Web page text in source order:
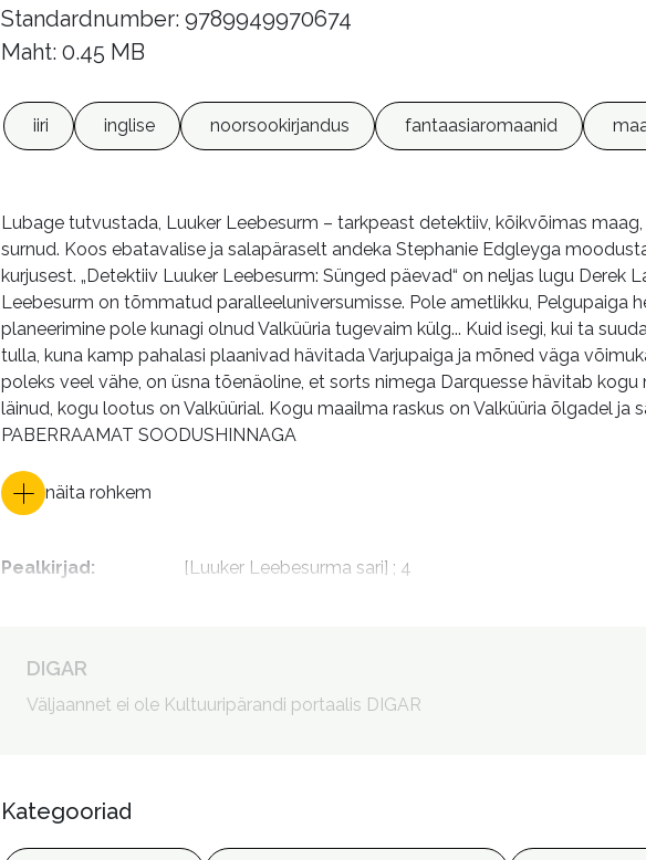
Standardnumber: 9789949970674
Maht: 0.45 MB
iiri inglise noorsookirjandus fantaasiaromaanid
Lubage tutvustada, Luuker Leebesurm – tarkpeast detektiiv, kõikvõimas
surnud. Koos ebatavalise ja salapäraselt andeka Stephanie Edgleyga
kurjusest. „Detektiiv Luuker Leebesurm: Sünged päevad“ on neljas lugu
Leebesurm on tõmmatud paralleeluniversumisse. Pole ametlikku, Pelgupaiga
planeerimine pole kunagi olnud Valküüria tugevaim külg... Kuid isegi, kui ta
tulla, kuna kamp pahalasi plaanivad hävitada Varjupaiga ja mõned väga
poleks veel vähe, on üsna tõenäoline, et sorts nimega Darquesse hävitab
läinud, kogu lootus on Valküürial. Kogu maailma raskus on Valküüria õlgadel
PABERRAAMAT SOODUSHINNAGA
näita rohkem
Pealkirjad:
[Luuker Leebesurma sari] ; 4
Torn, Vilve, 1966- toimetaja
DIGAR
Väljaannet ei ole Kultuuripärandi portaalis DIGAR
Kategooriad